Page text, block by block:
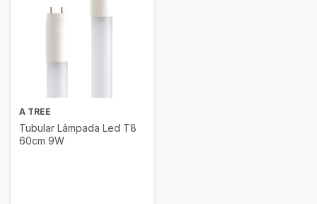
A TREE
Tubular Lâmpada Led T8
60cm 9W